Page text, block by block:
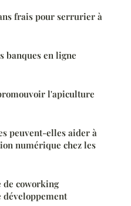
frais pour serrurier à
banques en ligne
l'apiculture
peuvent-elles aider à
numérique chez les
de coworking